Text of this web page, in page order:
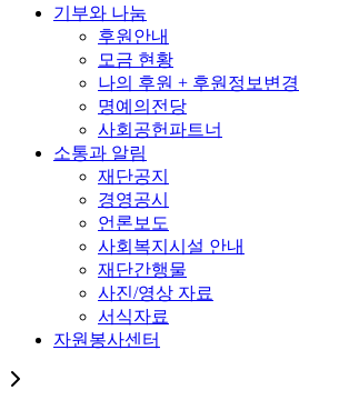
기부와 나눔
후원안내
모금 현황
나의 후원 + 후원정보변경
명예의전당
사회공헌파트너
소통과 알림
재단공지
경영공시
언론보도
사회복지시설 안내
재단간행물
사진/영상 자료
서식자료
자원봉사센터